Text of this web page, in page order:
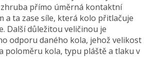
přímo úměrná kontaktní
a ta zase síle, která kolo přitlačuje
Další důležitou veličinou je
odporu daného kola, jehož velikost
poloměru kola, typu pláště a tlaku v